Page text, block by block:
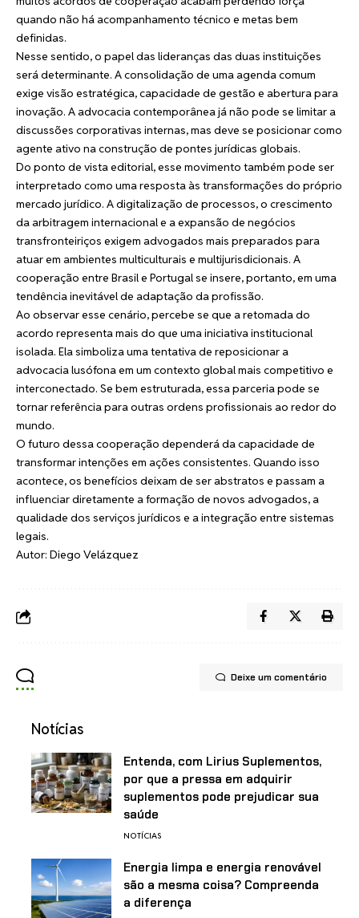
quando não há acompanhamento técnico e metas bem
definidas.
Nesse sentido, o papel das lideranças das duas instituições
será determinante. A consolidação de uma agenda comum
exige visão estratégica, capacidade de gestão e abertura para
inovação. A advocacia contemporânea já não pode se limitar a
discussões corporativas internas, mas deve se posicionar como
agente ativo na construção de pontes jurídicas globais.
Do ponto de vista editorial, esse movimento também pode ser
interpretado como uma resposta às transformações do próprio
mercado jurídico. A digitalização de processos, o crescimento
da arbitragem internacional e a expansão de negócios
transfronteiriços exigem advogados mais preparados para
atuar em ambientes multiculturais e multijurisdicionais. A
cooperação entre Brasil e Portugal se insere, portanto, em uma
tendência inevitável de adaptação da profissão.
Ao observar esse cenário, percebe se que a retomada do
acordo representa mais do que uma iniciativa institucional
isolada. Ela simboliza uma tentativa de reposicionar a
advocacia lusófona em um contexto global mais competitivo e
interconectado. Se bem estruturada, essa parceria pode se
tornar referência para outras ordens profissionais ao redor do
mundo.
O futuro dessa cooperação dependerá da capacidade de
transformar intenções em ações consistentes. Quando isso
acontece, os benefícios deixam de ser abstratos e passam a
influenciar diretamente a formação de novos advogados, a
qualidade dos serviços jurídicos e a integração entre sistemas
legais.
Autor: Diego Velázquez
Deixe um comentário
Notícias
Entenda, com Lirius Suplementos,
por que a pressa em adquirir
suplementos pode prejudicar sua
saúde
NOTÍCIAS
Energia limpa e energia renovável
são a mesma coisa? Compreenda
a diferença